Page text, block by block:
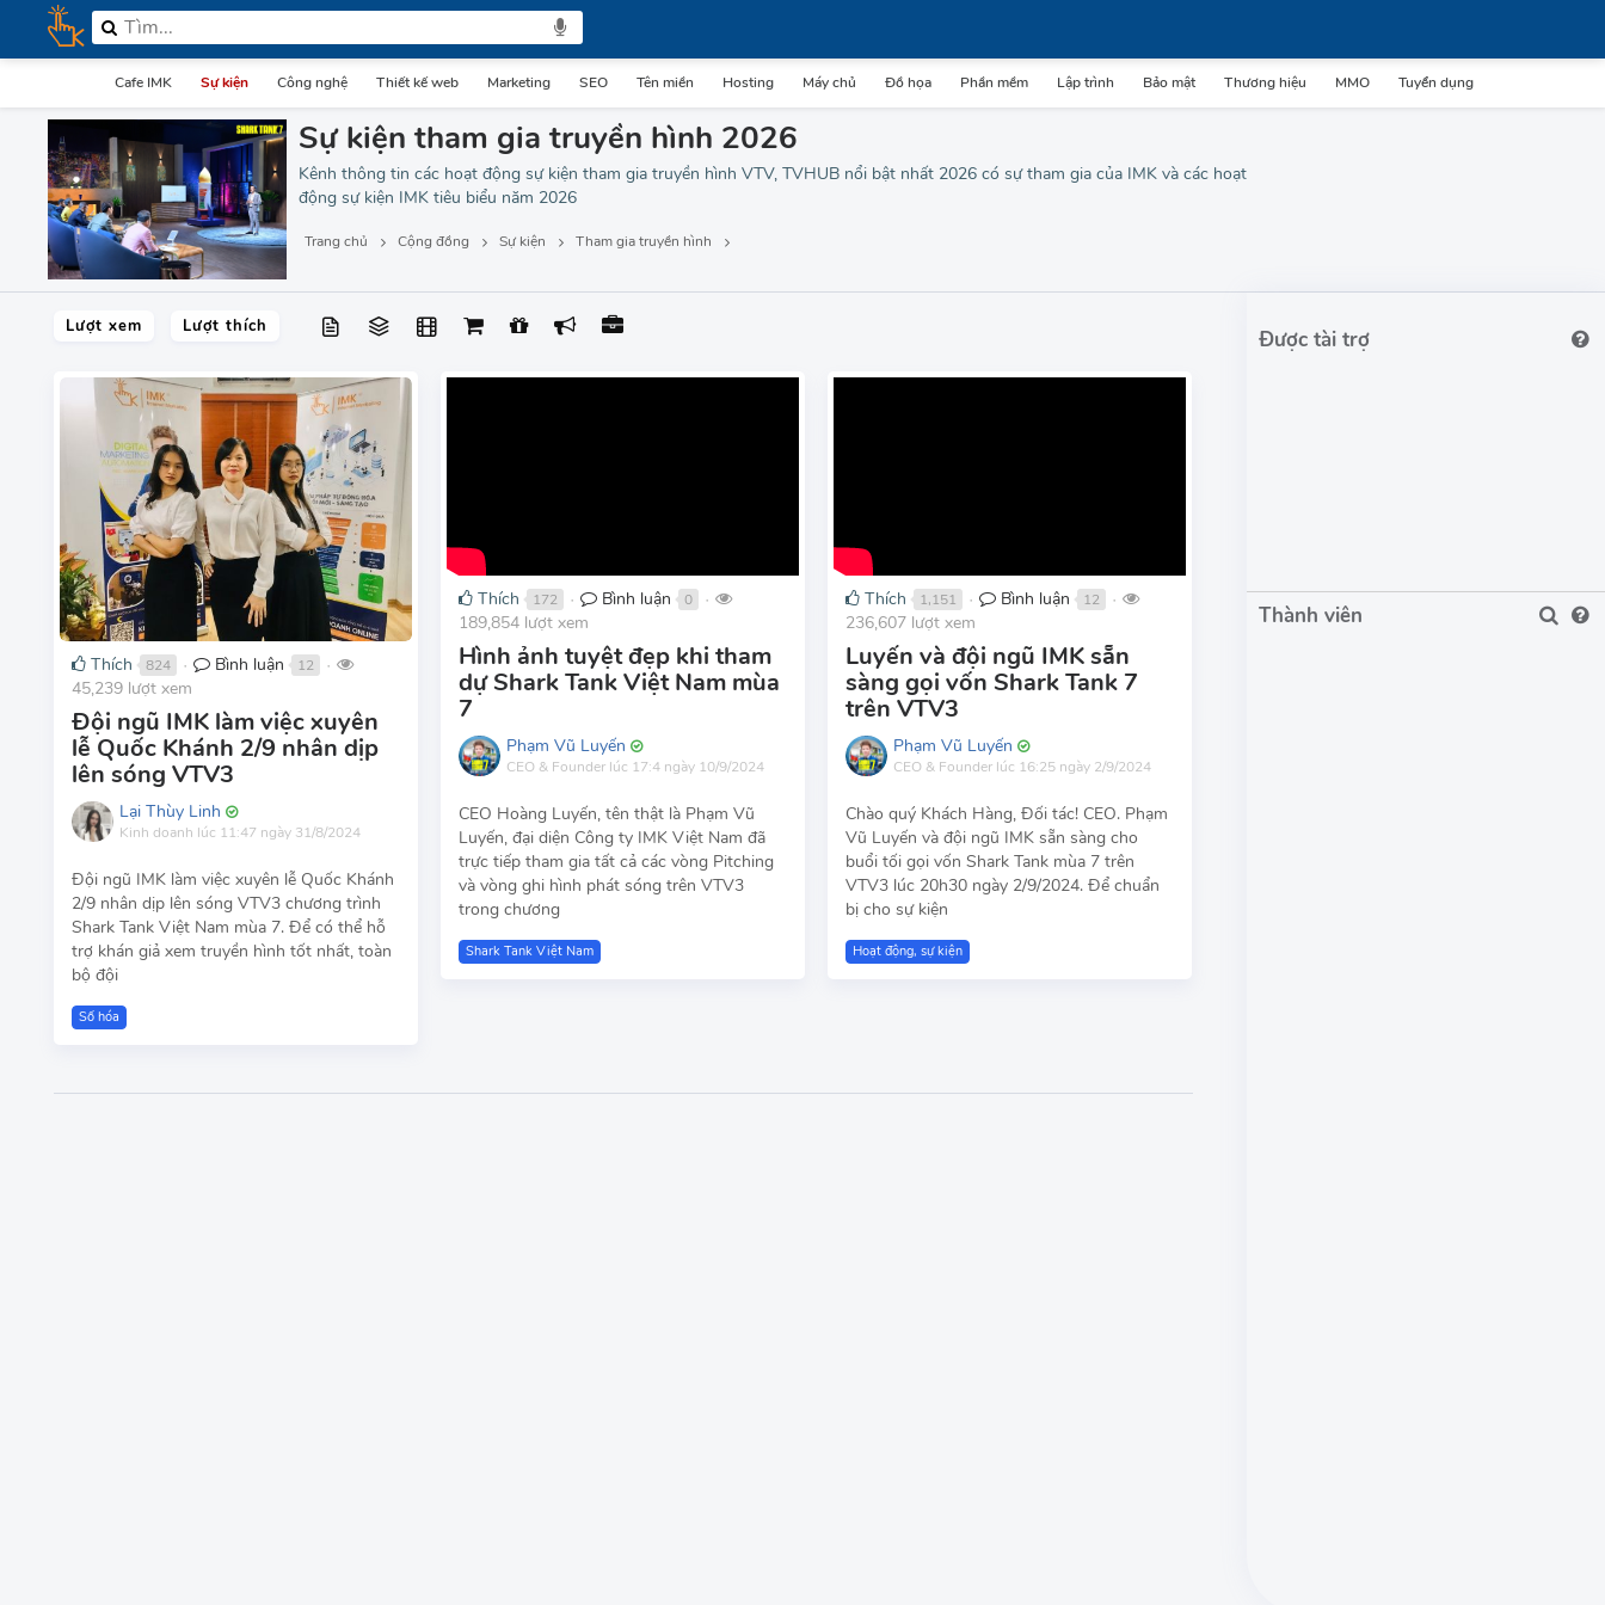
Cafe IMK Sự kiện Công nghệ Thiết kế web Marketing SEO Tên miền Hosting Máy chủ Đồ họa Phần mềm Lập trình Bảo mật Thương hiệu MMO Tuyển dụng
Sự kiện tham gia truyền hình 2026
Kênh thông tin các hoạt động sự kiện tham gia truyền hình VTV, TVHUB nổi bật nhất 2026 có sự tham gia của IMK và các hoạt
động sự kiện IMK tiêu biểu năm 2026
Trang chủ Cộng đồng Sự kiện Tham gia truyền hình
Lượt xem Lượt thích
Thích 824 ● Bình luận 12 ●
45,239 lượt xem
Đội ngũ IMK làm việc xuyên
lễ Quốc Khánh 2/9 nhân dịp
lên sóng VTV3
Lại Thùy Linh
Kinh doanh lúc 11:47 ngày 31/8/2024
Đội ngũ IMK làm việc xuyên lễ Quốc Khánh
2/9 nhân dịp lên sóng VTV3 chương trình
Shark Tank Việt Nam mùa 7. Để có thể hỗ
trợ khán giả xem truyền hình tốt nhất, toàn
bộ đội
Số hóa
Thích 172 ● Bình luận 0 ●
189,854 lượt xem
Hình ảnh tuyệt đẹp khi tham
dự Shark Tank Việt Nam mùa
7
Phạm Vũ Luyến
CEO & Founder lúc 17:4 ngày 10/9/2024
CEO Hoàng Luyến, tên thật là Phạm Vũ
Luyến, đại diện Công ty IMK Việt Nam đã
trực tiếp tham gia tất cả các vòng Pitching
và vòng ghi hình phát sóng trên VTV3
trong chương
Shark Tank Việt Nam
Thích 1,151 ● Bình luận 12 ●
236,607 lượt xem
Luyến và đội ngũ IMK sẵn
sàng gọi vốn Shark Tank 7
trên VTV3
Phạm Vũ Luyến
CEO & Founder lúc 16:25 ngày 2/9/2024
Chào quý Khách Hàng, Đối tác! CEO. Phạm
Vũ Luyến và đội ngũ IMK sẵn sàng cho
buổi tối gọi vốn Shark Tank mùa 7 trên
VTV3 lúc 20h30 ngày 2/9/2024. Để chuẩn
bị cho sự kiện
Hoạt động, sự kiện
Được tài trợ
Thành viên